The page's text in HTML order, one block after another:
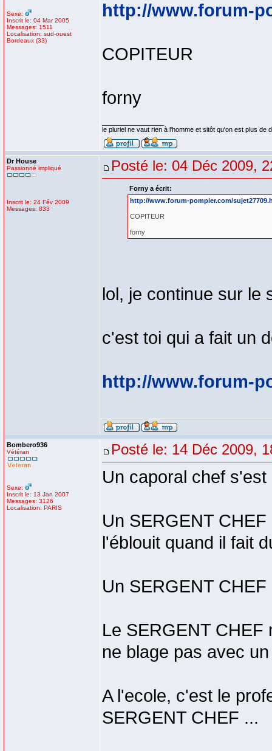
Sexe:
Inscrit le: 04 Mar 2005
Messages: 1511
Localisation: sud-ouest
Bordeaux (33)
http://www.forum-
COPITEUR
forny
le pluriel ne vaut rien à l'homme et sitôt qu'on est plus de
Dr House
Passionné impliqué
Inscrit le: 24 Fév 2009
Messages: 833
Posté le: 04 Déc 2009,
Forny a écrit:
http://www.forum-pompier.com/
COPITEUR
forny
lol, je continue sur le
c'est toi qui a fait un
http://www.forum-
Bombero936
Vétéran
Sexe:
Inscrit le: 13 Jan 2007
Messages: 3126
Localisation: PARIS
Posté le: 14 Déc 2009,
Un caporal chef
Un SERGENT
l'éblouit quand il fait
Un SERGENT
Le SERGENT CHEF
ne blage pas avec
A l'ecole, c'est le
SERGENT CHEF ...